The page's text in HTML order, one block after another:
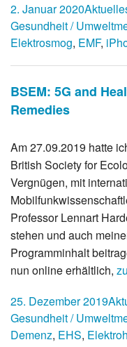
2. Januar 2020
Gesundheit /
Elektrosmog, EMF,
BSEM: 5G and
Remedies
Am 27.09.2019 hatte
British Society for
Vergnügen, mit
Professor Lennart
stehen und auch
Programminhalt
nun online erhältlich,
25. Dezember 2019
Gesundheit /
Demenz, EHS,